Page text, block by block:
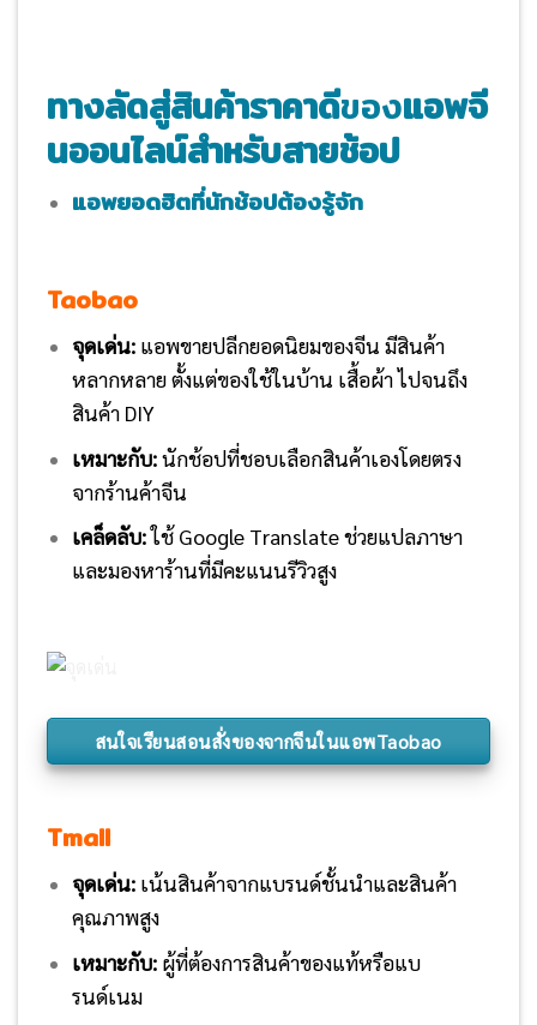
ทางลัดสู่สินค้าราคาดีของแอพจี
นออนไลน์สำหรับสายช้อป
แอพยอดฮิตที่นักช้อปต้องรู้จัก
Taobao
จุดเด่น:แอพขายปลีกยอดนิยมของจีน มีสินค้า
หลากหลาย ตั้งแต่ของใช้ในบ้าน เสื้อผ้า ไปจนถึง
สินค้า DIY
เหมาะกับ:นักช้อปที่ชอบเลือกสินค้าเองโดยตรง
จากร้านค้าจีน
เคล็ดลับ:ใช้ Google Translate ช่วยแปลภาษา
และมองหาร้านที่มีคะแนนรีวิวสูง
สนใจเรียนสอนสั่งของจากจีนในแอพTaobao
Tmall
จุดเด่น:เน้นสินค้าจากแบรนด์ชั้นนำและสินค้า
คุณภาพสูง
เหมาะกับ:ผู้ที่ต้องการสินค้าของแท้หรือแบ
รนด์เนม